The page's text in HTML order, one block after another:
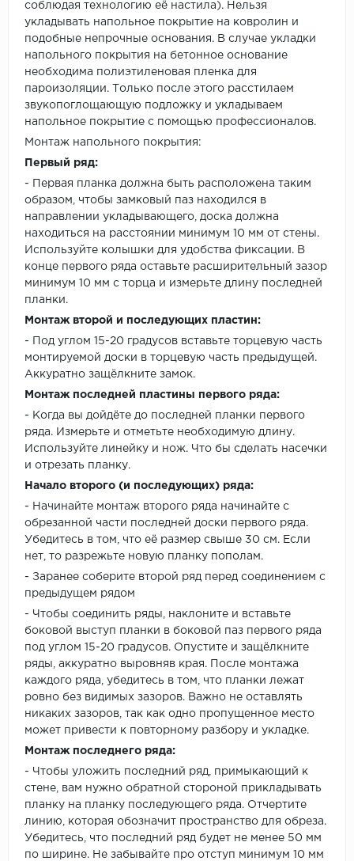
соблюдая технологию её настила). Нельзя
укладывать напольное покрытие на ковролин и
подобные непрочные основания. В случае укладки
напольного покрытия на бетонное основание
необходима полиэтиленовая пленка для
пароизоляции. Только после этого расстилаем
звукопоглощающую подложку и укладываем
напольное покрытие с помощью профессионалов.
Монтаж напольного покрытия:
Первый ряд:
- Первая планка должна быть расположена таким
образом, чтобы замковый паз находился в
направлении укладывающего, доска должна
находиться на расстоянии минимум 10 мм от стены.
Используйте колышки для удобства фиксации. В
конце первого ряда оставьте расширительный зазор
минимум 10 мм с торца и измерьте длину последней
планки.
Монтаж второй и последующих пластин:
- Под углом 15-20 градусов вставьте торцевую часть
монтируемой доски в торцевую часть предыдущей.
Аккуратно защёлкните замок.
Монтаж последней пластины первого ряда:
- Когда вы дойдёте до последней планки первого
ряда. Измерьте и отметьте необходимую длину.
Используйте линейку и нож. Что бы сделать насечки
и отрезать планку.
Начало второго (и последующих) ряда:
- Начинайте монтаж второго ряда начинайте с
обрезанной части последней доски первого ряда.
Убедитесь в том, что её размер свыше 30 см. Если
нет, то разрежьте новую планку пополам.
- Заранее соберите второй ряд перед соединением с
предыдущем рядом
- Чтобы соединить ряды, наклоните и вставьте
боковой выступ планки в боковой паз первого ряда
под углом 15-20 градусов. Опустите и защёлкните
ряды, аккуратно выровняв края. После монтажа
каждого ряда, убедитесь в том, что планки лежат
ровно без видимых зазоров. Важно не оставлять
никаких зазоров, так как одно пропущенное место
может привести к повторному разбору и укладке.
Монтаж последнего ряда:
- Чтобы уложить последний ряд, примыкающий к
стене, вам нужно обратной стороной прикладывать
планку на планку последующего ряда. Отчертите
линию, которая обозначит пространство для обреза.
Убедитесь, что последний ряд будет не менее 50 мм
по ширине. Не забывайте про отступ минимум 10 мм